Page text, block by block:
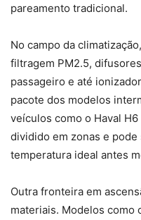
pareamento tradicional.
No campo da
filtragem PM2.5,
passageiro e até
pacote dos modelos
veículos como o Haval
dividido em zonas e
temperatura ideal antes
Outra fronteira em
materiais. Modelos como